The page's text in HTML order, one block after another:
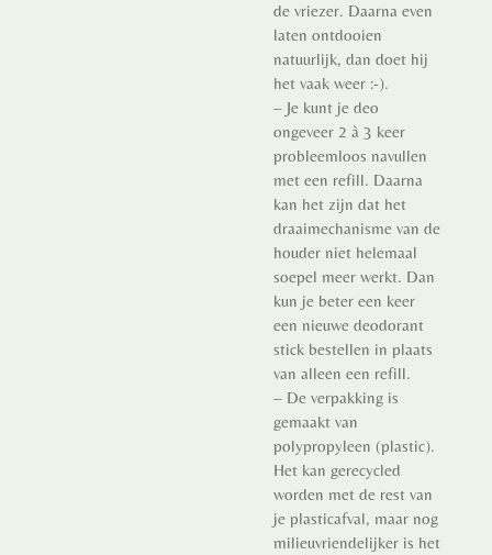
de vriezer. Daarna even
laten ontdooien
natuurlijk, dan doet hij
het vaak weer :-).
– Je kunt je deo
ongeveer 2 à 3 keer
probleemloos navullen
met een refill. Daarna
kan het zijn dat het
draaimechanisme van de
houder niet helemaal
soepel meer werkt. Dan
kun je beter een keer
een nieuwe deodorant
stick bestellen in plaats
van alleen een refill.
– De verpakking is
gemaakt van
polypropyleen (plastic).
Het kan gerecycled
worden met de rest van
je plasticafval, maar nog
milieuvriendelijker is het